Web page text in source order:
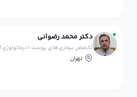
دکتر محمد رضوانی
تخصص بیماری‌های پوست (درماتولوژی)
تهران